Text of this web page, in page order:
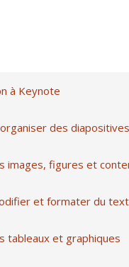
à Keynote
des diapositives
images, figures et
et formater du
tableaux et graphiques